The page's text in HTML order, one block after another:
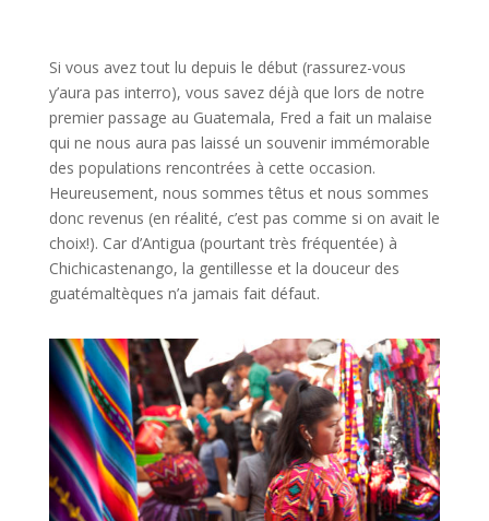
Si vous avez tout lu depuis le début (rassurez-vous
y’aura pas interro), vous savez déjà que lors de notre
premier passage au Guatemala, Fred a fait un malaise
qui ne nous aura pas laissé un souvenir immémorable
des populations rencontrées à cette occasion.
Heureusement, nous sommes têtus et nous sommes
donc revenus (en réalité, c’est pas comme si on avait le
choix!). Car d’Antigua (pourtant très fréquentée) à
Chichicastenango, la gentillesse et la douceur des
guatémaltèques n’a jamais fait défaut.